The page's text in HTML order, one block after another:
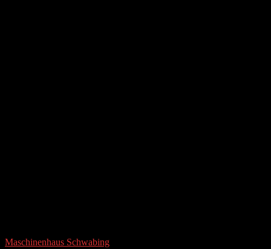
Maschinenhaus Schwabing